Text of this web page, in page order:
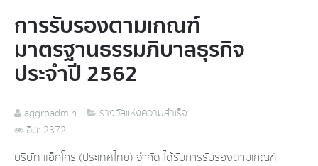
การรับรองตามเกณฑ์
มาตรฐานธรรมภิบาลธุรกิจ
ประจำปี 2562
aggroadmin
รางวัลแห่งความสำเร็จ
ฮิต: 2372
บริษัท แอ็กโกร (ประเทศไทย) จำกัด ได้รับการรับรองตามเกณฑ์